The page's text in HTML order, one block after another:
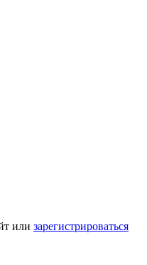
или зарегистрироваться